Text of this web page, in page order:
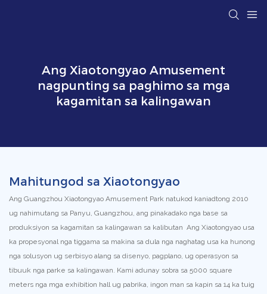
Ang Xiaotongyao Amusement
nagpunting sa paghimo sa mga
kagamitan sa kalingawan
Mahitungod sa Xiaotongyao
Ang Guangzhou Xiaotongyao Amusement Park natukod kaniadtong 2010
ug nahimutang sa Panyu, Guangzhou, ang pinakadako nga base sa
produksiyon sa kagamitan sa kalingawan sa kalibutan Ang Xiaotongyao usa
ka propesyonal nga tiggama sa makina sa dula nga naghatag usa ka hunong
nga solusyon ug serbisyo alang sa disenyo, pagplano, ug operasyon sa
tibuuk nga parke sa kalingawan. Kami adunay sobra sa 5000 square
meters nga mga exhibition hall ug pabrika, ingon man sa kapin sa 14 ka tuig